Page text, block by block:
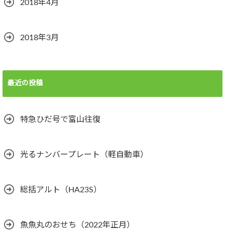
2018年4月
2018年3月
最近の投稿
特急ひだ号で富山往復
光るナンバープレート（軽自動車）
総括アルト（HA23S）
魚魚丸のおせち（2022年正月）